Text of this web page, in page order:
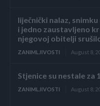
liječnički nalaz,
i jedno zaustavljeno
njegovoj obitelji
ZANIMLJIVOSTI August 8,
Stjenice su nestale za
ZANIMLJIVOSTI August 8,